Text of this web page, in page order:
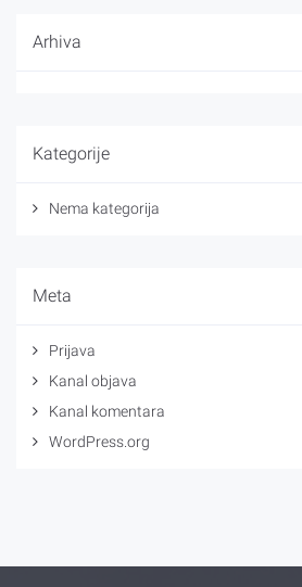
Arhiva
Kategorije
Nema kategorija
Meta
Prijava
Kanal objava
Kanal komentara
WordPress.org